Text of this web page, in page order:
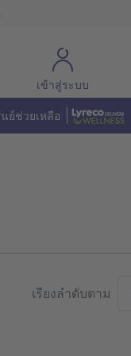
เข้าสู่ระบบ
ย์ช่วยเหลือ
เรียงลำดับตาม